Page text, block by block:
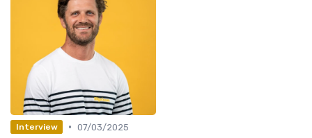
Interview • 07/03/2025